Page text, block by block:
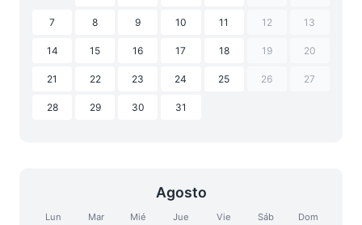
7 8 9 10 11 12 13
14 15 16 17 18 19 20
21 22 23 24 25 26 27
28 29 30 31
Agosto
Lun Mar Mié Jue Vie Sáb Dom